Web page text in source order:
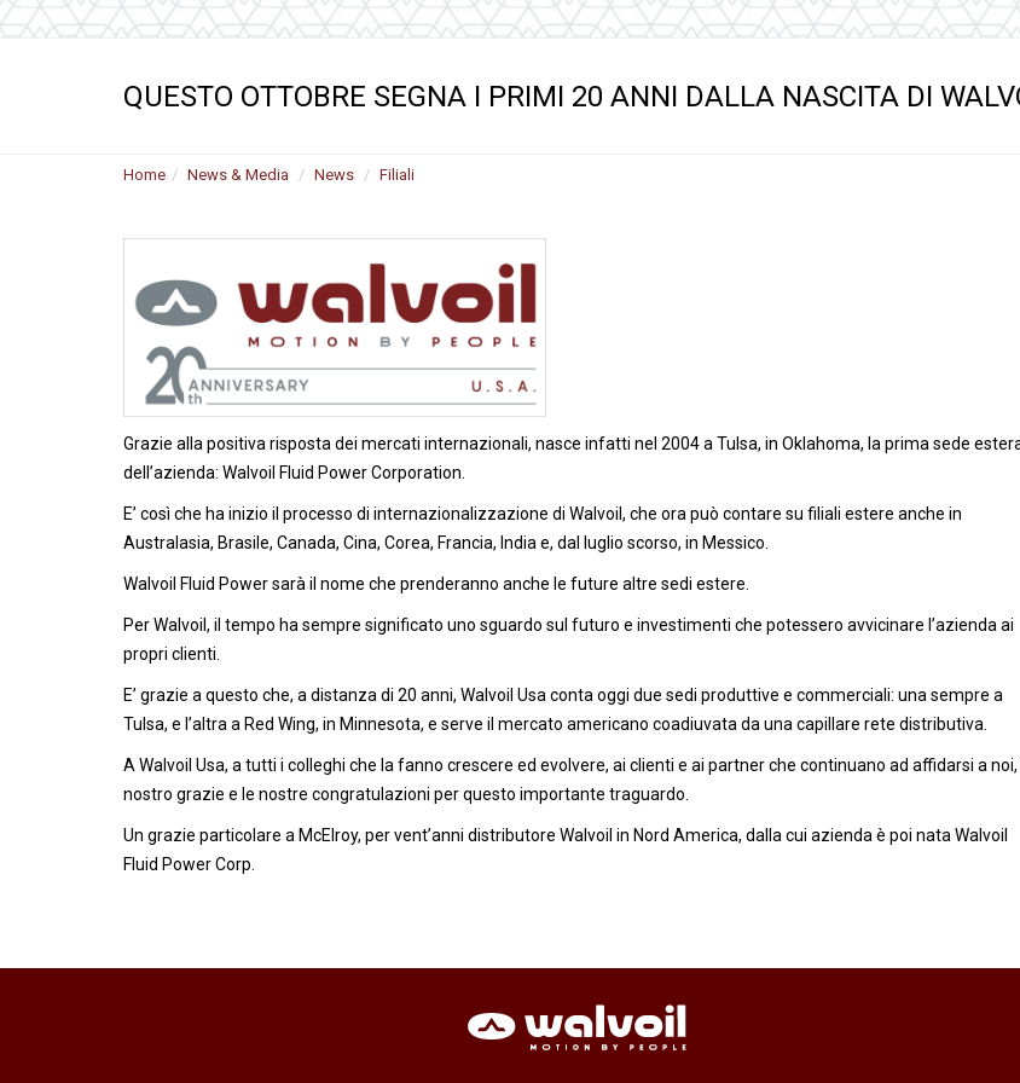
Motori ad ingranaggi in
ghisa
Servocomandi idraulici ed
Servocomandi pneumatici
QUESTO OTTOBRE SEGNA I PRIMI 20 ANNI DALLA NASCITA DI
Home News & Media News Filiali
Grazie alla positiva risposta dei mercati internazionali, nasce infatti nel 2004 a Tulsa, in Oklahoma, la prima sede
dell’azienda: Walvoil Fluid Power Corporation.
E’ così che ha inizio il processo di internazionalizzazione di Walvoil, che ora può contare su filiali estere anche in
Australasia, Brasile, Canada, Cina, Corea, Francia, India e, dal luglio scorso, in Messico.
Walvoil Fluid Power sarà il nome che prenderanno anche le future altre sedi estere.
Per Walvoil, il tempo ha sempre significato uno sguardo sul futuro e investimenti che potessero avvicinare l’azienda ai
propri clienti.
E’ grazie a questo che, a distanza di 20 anni, Walvoil Usa conta oggi due sedi produttive e commerciali: una sempre a
Tulsa, e l’altra a Red Wing, in Minnesota, e serve il mercato americano coadiuvata da una capillare rete distributiva.
A Walvoil Usa, a tutti i colleghi che la fanno crescere ed evolvere, ai clienti e ai partner che continuano ad affidarsi a noi,
nostro grazie e le nostre congratulazioni per questo importante traguardo.
Un grazie particolare a McElroy, per vent’anni distributore Walvoil in Nord America, dalla cui azienda è poi nata Walvoil
Fluid Power Corp.